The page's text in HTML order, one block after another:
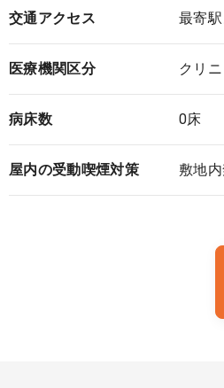
交通アクセス 最寄
医療機関区分 クリ
病床数 0床
屋内の受動喫煙対策 敷地